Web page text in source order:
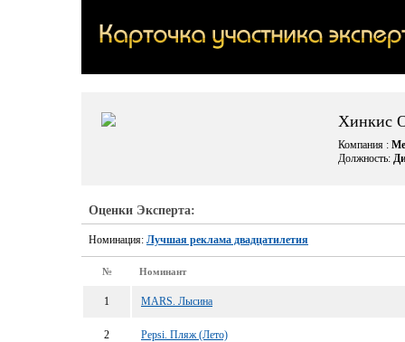
Хинкис
Компания :
Должность:
Оценки Эксперта:
Номинация: Лучшая реклама двадцатилетия
№ Номинант
1 MARS. Лысина
2 Pepsi. Пляж (Лето)